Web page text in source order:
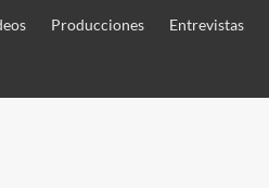
Producciones Entrevistas